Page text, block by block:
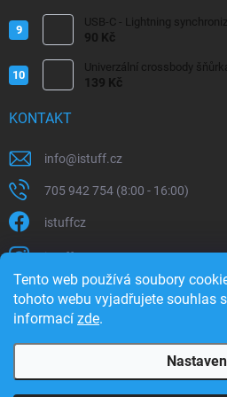
Tento web používá soubory
tohoto webu vyjadřujete souhlas
informací zde.
USB-C - Lightning
iPhone/iPad 20W
90 Kč
Univerzální crossbody
139 Kč
KONTAKT
info@istuff.cz
705 942 754 (8:00 - 16:00)
istuffcz
istuffcz
istuffcz
@istuff.cz